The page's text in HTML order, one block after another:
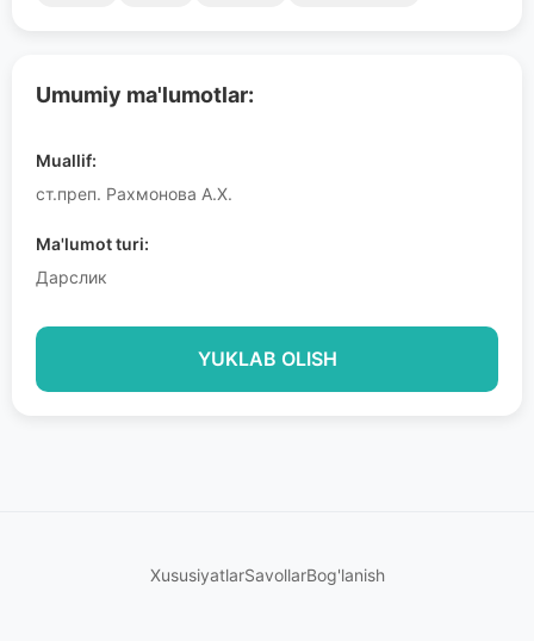
Umumiy ma'lumotlar:
Muallif:
ст.преп. Рахмонова А.Х.
Ma'lumot turi:
Дарслик
YUKLAB OLISH
XususiyatlarSavollarBog'lanish